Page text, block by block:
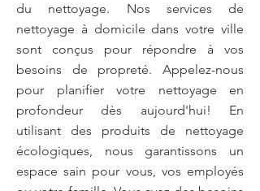
du nettoyage. Nos services de
nettoyage à domicile dans votre ville
sont conçus pour répondre à vos
besoins de propreté. Appelez-nous
pour planifier votre nettoyage en
profondeur dès aujourd'hui! En
utilisant des produits de nettoyage
écologiques, nous garantissons un
espace sain pour vous, vos employés